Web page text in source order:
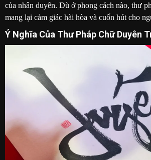
của nhân duyên. Dù ở phong cách nào, thư
mang lại cảm giác hài hòa và cuốn hút cho
Ý Nghĩa Của Thư Pháp Chữ Duyên